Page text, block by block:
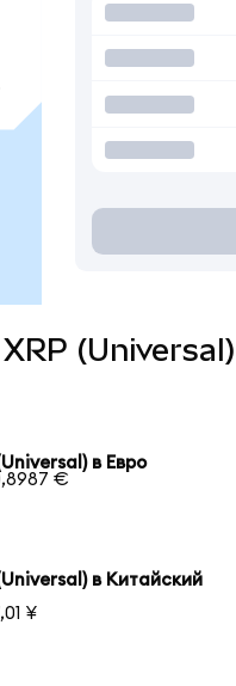
XRP
в Евро
€
в Китайский
¥